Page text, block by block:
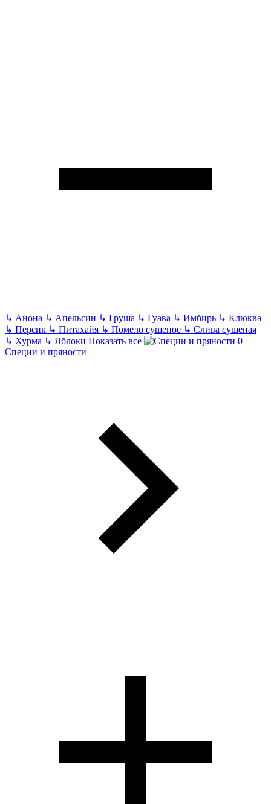
↳ Анона ↳ Апельсин ↳ Груша ↳ Гуава ↳ Имбирь ↳ Клюква
↳ Персик ↳ Питахайя ↳ Помело сушеное ↳ Слива сушеная
↳ Хурма ↳ Яблоки Показать все
Специи и пряности